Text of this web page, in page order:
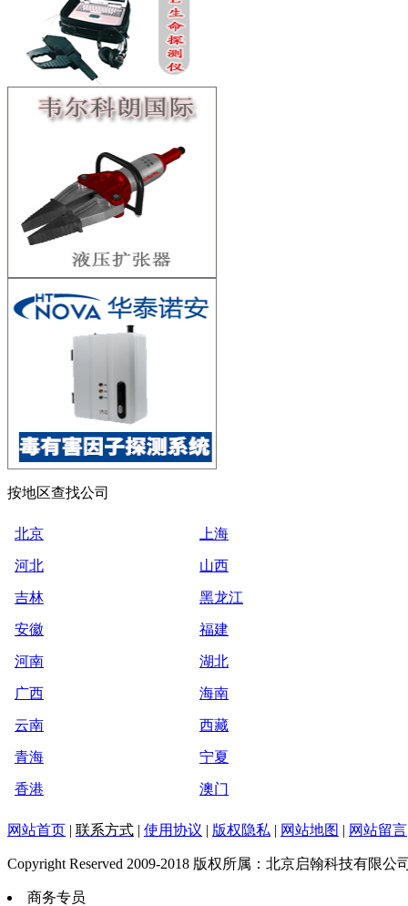
按地区查找公司
北京 上海
河北 山西
吉林 黑龙江
安徽 福建
河南 湖北
广西 海南
云南 西藏
青海 宁夏
香港 澳门
网站首页 | 联系方式 | 使用协议 | 版权隐私 | 网站地图 | 网站留言
Copyright Reserved 2009-2018 版权所属：北京启翰科技有限公
商务专员